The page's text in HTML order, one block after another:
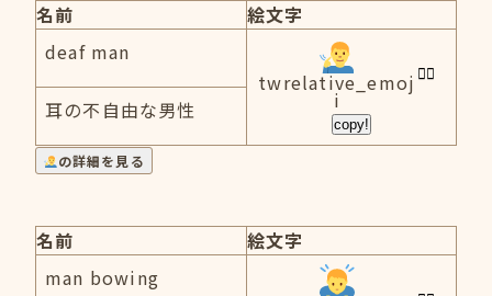
名前
絵文字
deaf man
twrelative_emoj
i
copy!
耳の不自由な男性
の詳細を見る
名前
絵文字
man bowing